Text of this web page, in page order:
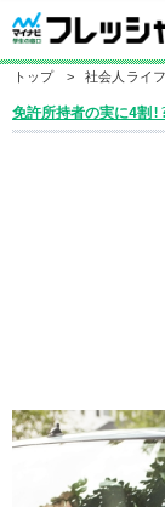
トップ > 社会人ライフ
免許所持者の実に4